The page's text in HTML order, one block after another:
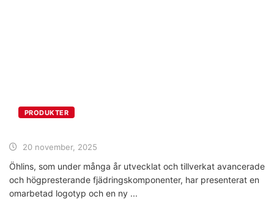
PRODUKTER
20 november, 2025
Öhlins, som under många år utvecklat och tillverkat avancerade
och högpresterande fjädringskomponenter, har presenterat en
omarbetad logotyp och en ny